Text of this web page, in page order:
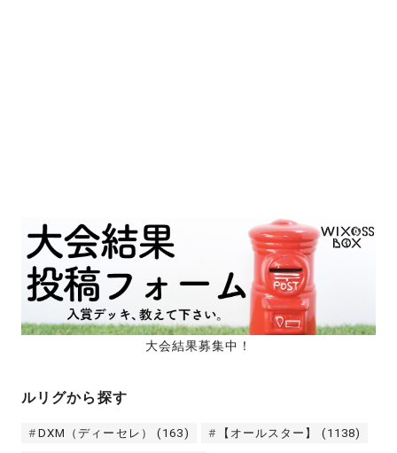
大会結果募集中！
ルリグから探す
DXM（ディーセレ） (163) 【オールスター】 (1138)